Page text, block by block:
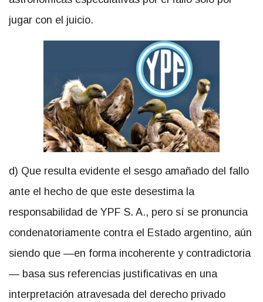
jugar con el juicio.
d) Que resulta evidente el sesgo amañado del fallo
ante el hecho de que este desestima la
responsabilidad de YPF S. A., pero sí se pronuncia
condenatoriamente contra el Estado argentino, aún
siendo que —en forma incoherente y contradictoria
— basa sus referencias justificativas en una
interpretación atravesada del derecho privado